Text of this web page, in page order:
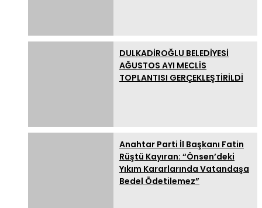
DULKADİROĞLU BELEDİYESİ
AĞUSTOS AYI MECLİS
TOPLANTISI GERÇEKLEŞTİRİLDİ
Anahtar Parti İl Başkanı Fatin
Rüştü Kayıran: “Önsen’deki
Yıkım Kararlarında Vatandaşa
Bedel Ödetilemez”